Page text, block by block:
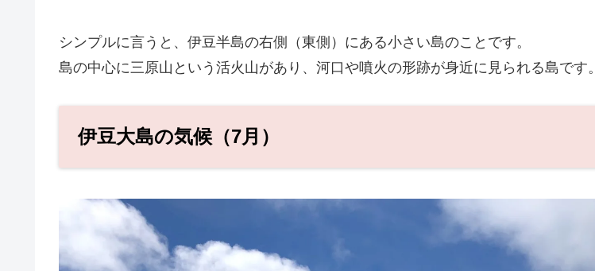
シンプルに言うと、伊豆半島の右側（東側）にある小さい島のことです。
島の中心に三原山という活火山があり、河口や噴火の形跡が身近に見られる島です。
伊豆大島の気候（7月）